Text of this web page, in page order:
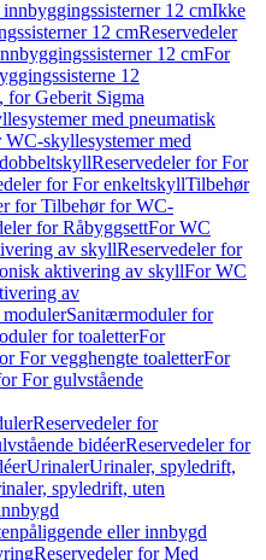
12 cmIkke
12 cmReservedeler
12 cmFor
12
for Geberit Sigma
med pneumatisk
WC-skyllesystemer med
Reservedeler for For
for For enkeltskyllTilbehør
for Tilbehør for WC-
for RåbyggsettFor WC
av skyllReservedeler for
aktivering av skyllFor WC
av
Sanitærmoduler for
for toaletterFor
For vegghengte toaletterFor
For gulvstående
Reservedeler for
bidéerReservedeler for
UrinalerUrinaler, spyledrift,
spyledrift, uten
eller innbygd
Reservedeler for Med